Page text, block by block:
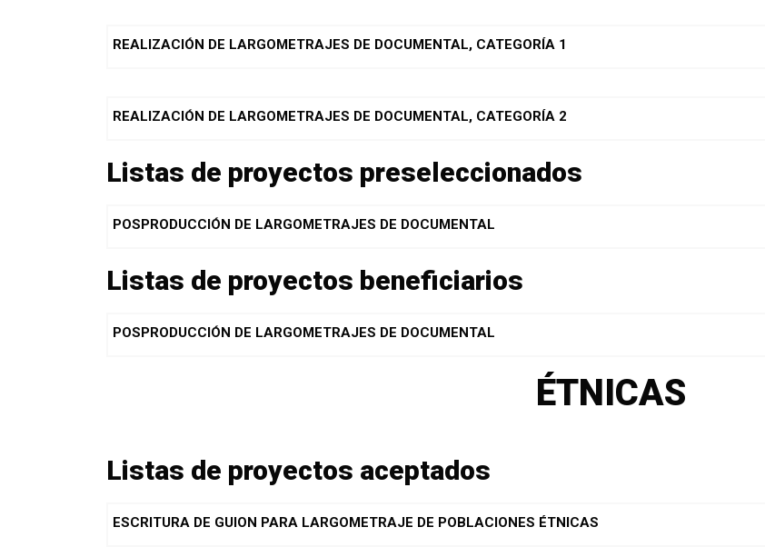
REALIZACIÓN DE LARGOMETRAJES DE DOCUMENTAL, CATEGORÍA 1
REALIZACIÓN DE LARGOMETRAJES DE DOCUMENTAL, CATEGORÍA 2
Listas de proyectos preseleccionados
POSPRODUCCIÓN DE LARGOMETRAJES DE DOCUMENTAL
Listas de proyectos beneficiarios
POSPRODUCCIÓN DE LARGOMETRAJES DE DOCUMENTAL
ÉTNICAS
Listas de proyectos aceptados
ESCRITURA DE GUION PARA LARGOMETRAJE DE POBLACIONES ÉTNICAS